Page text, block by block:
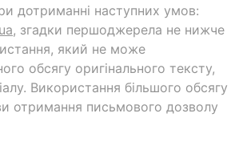
дотриманні наступних умов:
, згадки першоджерела не нижче
який не може
обсягу оригінального тексту,
Використання більшого обсягу
отримання письмового дозволу